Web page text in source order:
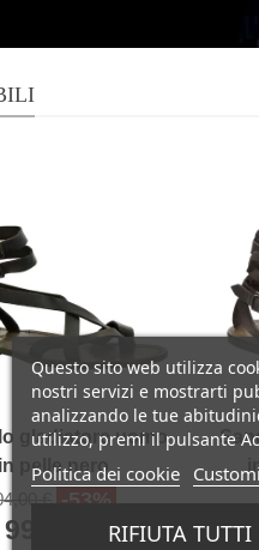
gladiatore uomo
in pelle nero
€ -53%
99,00 €
Questo sito web utilizza
nostri servizi e mostrarti
analizzando le tue
utilizzo, premi il pulsante
Politica dei cookie
RIFIUTA TUTTI